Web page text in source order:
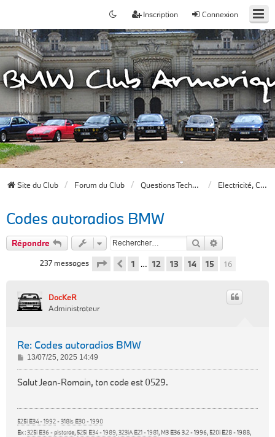
Connexion
Inscription
Site du Club Forum du Club Questions Techniques Electricité, Chauffage, Clim, ODB, Audio
Codes autoradios BMW
Répondre Rechercher
237 messages Page 16 sur16
Précédent
1 … 12 13 14 15 16
DocKeR
Administrateur
Re: Codes autoradios BMW
M
e
e
13/07/25, 2025 14:49
Salut Jean-Romain, ton code est 0529.
525i E34 - 1992-318is E30 - 1990
Ex :325i E36 - pistarde, 525i E34 - 1989,323iA E21 - 1981, M3 E36 3.2 - 1996, 520i E28 - 1988,